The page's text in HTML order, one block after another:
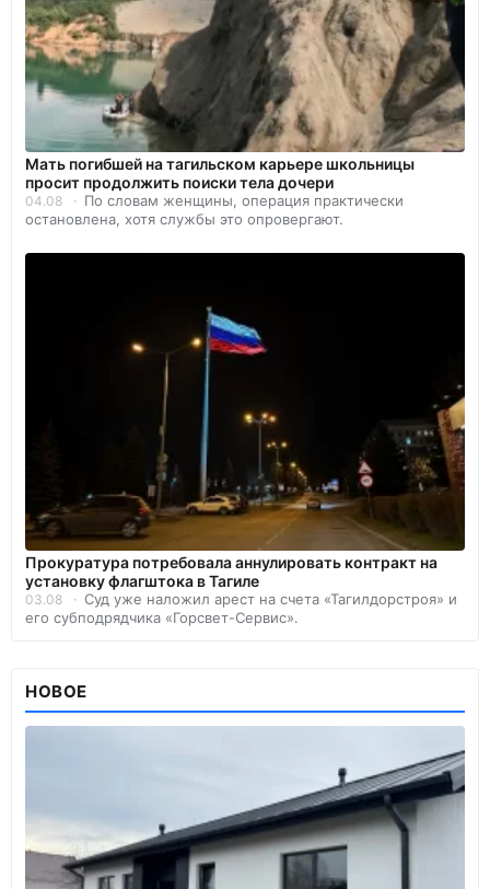
Мать погибшей на тагильском карьере школьницы
просит продолжить поиски тела дочери
04.08
По словам женщины, операция практически
остановлена, хотя службы это опровергают.
Прокуратура потребовала аннулировать контракт на
установку флагштока в Тагиле
03.08
Суд уже наложил арест на счета «Тагилдорстроя» и
его субподрядчика «Горсвет-Сервис».
НОВОЕ